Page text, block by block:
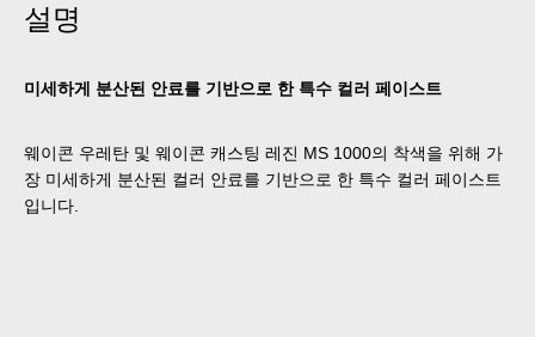
설명
미세하게 분산된 안료를 기반으로 한 특수 컬러 페이스트
웨이콘 우레탄 및 웨이콘 캐스팅 레진 MS 1000의 착색을 위해 가
장 미세하게 분산된 컬러 안료를 기반으로 한 특수 컬러 페이스트
입니다.